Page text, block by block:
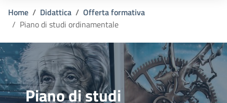
Home Didattica
Offerta formativa
Piano di studi ordinamentale
Piano di studi